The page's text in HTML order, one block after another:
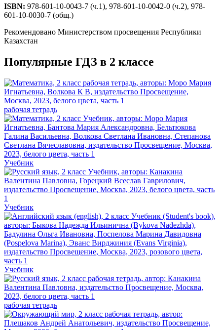
ISBN: 978-601-10-0043-7 (ч.1), 978-601-10-0042-0 (ч.2), 978-
601-10-0030-7 (общ.)
Рекомендовано Министерством просвещения Республики
Казахстан
Популярные ГДЗ в 2 классе
рабочая тетрадь
Учебник
Учебник
Учебник
рабочая тетрадь